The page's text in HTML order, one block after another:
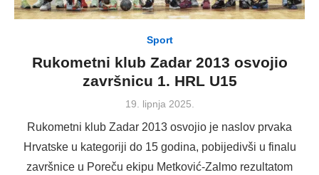
Sport
Rukometni klub Zadar 2013 osvojio
završnicu 1. HRL U15
Posted
19. lipnja 2025.
Rukometni klub Zadar 2013 osvojio je naslov prvaka
Hrvatske u kategoriji do 15 godina, pobijedivši u finalu
završnice u Poreču ekipu Metković-Zalmo rezultatom